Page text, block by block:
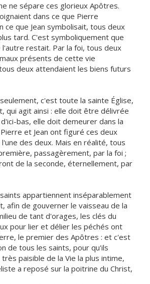
ne sépare ces glorieux Apôtres.
dans ce que Pierre
ce que Jean symbolisait, tous deux
tard. C'est symboliquement que
l'autre restait. Par la foi, tous deux
présents de cette vie
deux attendaient les biens futurs
c'est toute la sainte Église,
qui agit ainsi : elle doit être délivrée
bas, elle doit demeurer dans la
et Jean ont figuré ces deux
des deux. Mais en réalité, tous
passagèrement, par la foi ;
de la seconde, éternellement, par
appartiennent inséparablement
afin de gouverner le vaisseau de la
de tant d'orages, les clés du
pour lier et délier les péchés ont
le premier des Apôtres : et c'est
de tous les saints, pour qu'ils
paisible de la Vie la plus intime,
a reposé sur la poitrine du Christ,